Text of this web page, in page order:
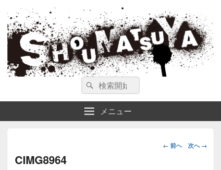
ガンスミス 庄松屋
庄松屋は様々なガンスミスを 製作途中や動画を交えて公開しています。
検
索
対
象:
検
索
メニュー
画
← 前へ 次へ →
CIMG8964